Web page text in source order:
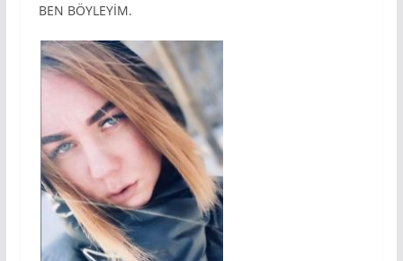
BEN BÖYLEYİM.